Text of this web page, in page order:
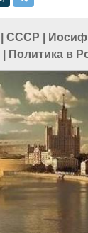
СССР
Политика в